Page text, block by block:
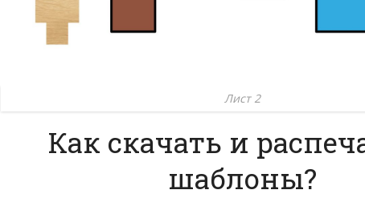
Лист 2
Как скачать и
шаблоны?